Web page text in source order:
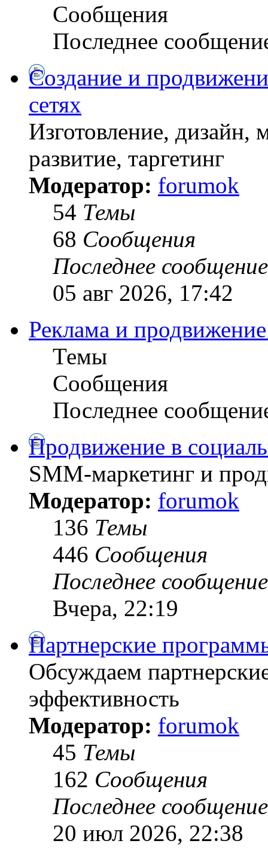
Сообщения
Последнее
Создание и
сетях
Изготовление, дизайн,
развитие, таргетинг
Модератор: forumok
54 Темы
68 Сообщения
Последнее сообщение
05 авг 2026, 17:42
Реклама и
Темы
Сообщения
Последнее
Продвижение в
SMM-маркетинг и
Модератор: forumok
136 Темы
446 Сообщения
Последнее сообщение
Вчера, 22:19
Партнерские
Обсуждаем
эффективность
Модератор: forumok
45 Темы
162 Сообщения
Последнее сообщение
20 июл 2026, 22:38